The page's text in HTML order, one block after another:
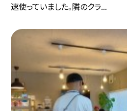
速使っていました。隣のクラ...